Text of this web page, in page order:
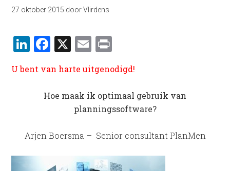
27 oktober 2015 doorVlirdens
LinkedIn
Facebook
X Email
U bent van harte uitgenodigd!
Hoe maak ik optimaal gebruik van
planningssoftware?
Arjen Boersma – Senior consultant PlanMen